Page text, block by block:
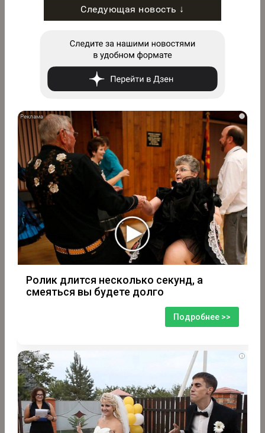
Следующая новость ↓
i
Ролик длится несколько секунд, а
смеяться вы будете долго
Подробнее >>
i